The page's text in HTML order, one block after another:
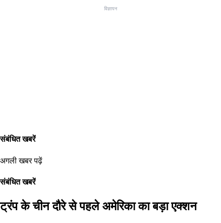
विज्ञापन
संबंधित खबरें
अगली खबर पढ़ें
संबंधित खबरें
ट्रंप के चीन दौरे से पहले अमेरिका का बड़ा एक्शन